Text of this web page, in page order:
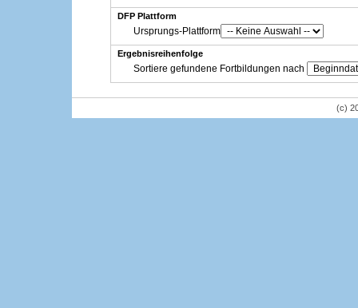
DFP Plattform
Ursprungs-Plattform
Ergebnisreihenfolge
Sortiere gefundene Fortbildungen nach
(c)